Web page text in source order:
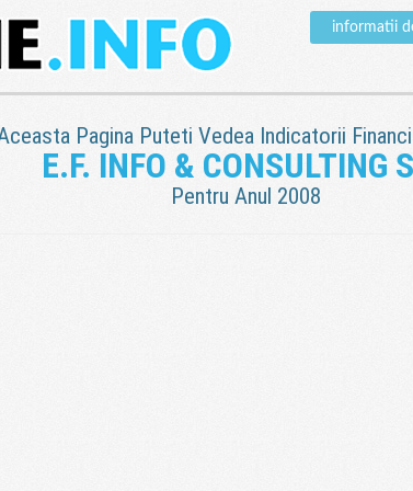
informatii
Pagina Puteti Vedea Indicatorii
E.F. INFO & CONSULTING
Pentru Anul 2008